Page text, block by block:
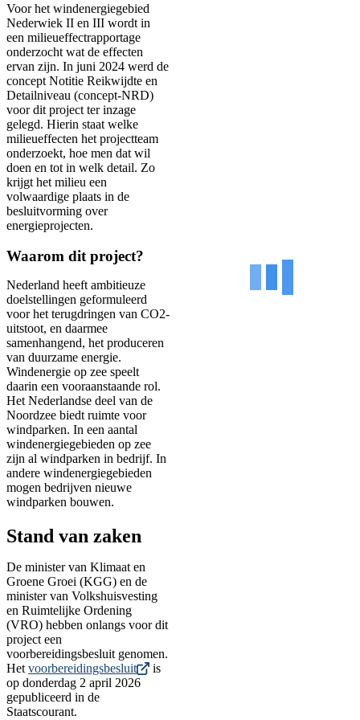
Voor het windenergiegebied
Nederwiek II en III wordt in
een milieueffectrapportage
onderzocht wat de effecten
ervan zijn. In juni 2024 werd de
concept Notitie Reikwijdte en
Detailniveau (concept-NRD)
voor dit project ter inzage
gelegd. Hierin staat welke
milieueffecten het projectteam
onderzoekt, hoe men dat wil
doen en tot in welk detail. Zo
krijgt het milieu een
volwaardige plaats in de
besluitvorming over
energieprojecten.
Waarom dit project?
Nederland heeft ambitieuze
doelstellingen geformuleerd
voor het terugdringen van CO2-
uitstoot, en daarmee
samenhangend, het produceren
van duurzame energie.
Windenergie op zee speelt
daarin een vooraanstaande rol.
Het Nederlandse deel van de
Noordzee biedt ruimte voor
windparken. In een aantal
windenergiegebieden op zee
zijn al windparken in bedrijf. In
andere windenergiegebieden
mogen bedrijven nieuwe
windparken bouwen.
Stand van zaken
De minister van Klimaat en
Groene Groei (KGG) en de
minister van Volkshuisvesting
en Ruimtelijke Ordening
(VRO) hebben onlangs voor dit
project een
voorbereidingsbesluit genomen.
Het voorbereidingsbesluit
is
op donderdag 2 april 2026
gepubliceerd in de
Staatscourant.